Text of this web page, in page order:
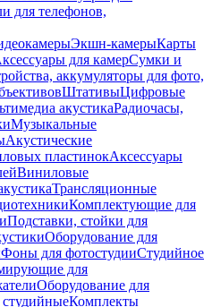
для телефонов,
Экшн-камерыКарты
для камерСумки и
аккумуляторы для фото,
ШтативыЦифровые
акустикаРадиочасы,
Музыкальные
Акустические
пластинокАксессуары
Виниловые
Трансляционные
Комплектующие для
Подставки, стойки для
Оборудование для
Фоны для фотостудииСтудийное
для
Оборудование для
Комплекты